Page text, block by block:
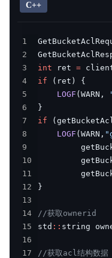
控制台操作指南
开发者指南
数据处理
数据湖存储
数据魔方
内容审核
API参考
SDK
AWS S3 兼容
周边工具
C++
1
2
3
int ret =
4
if ( ret )
{
5
LOGF (WARN ,
6
}
7
if (
8
LOGF (WARN ,
9
10
11
12
}
13
14
//获取ownerid
15
std :: string
16
17
//获取acl结构数据